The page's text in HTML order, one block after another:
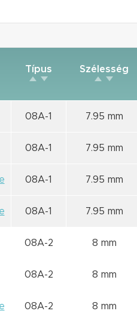
Típus Szélesség
08A-1 7.95 mm
08A-1 7.95 mm
08A-1 7.95 mm
08A-1 7.95 mm
08A-2 8 mm
08A-2 8 mm
08A-2 8 mm